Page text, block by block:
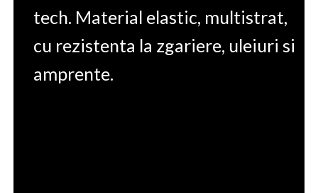
tech. Material elastic, multistrat,
cu rezistenta la zgariere, uleiuri si
amprente.